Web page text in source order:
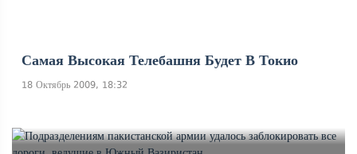
Самая Высокая Телебашня Будет В Токио
18 Октябрь 2009, 18:32